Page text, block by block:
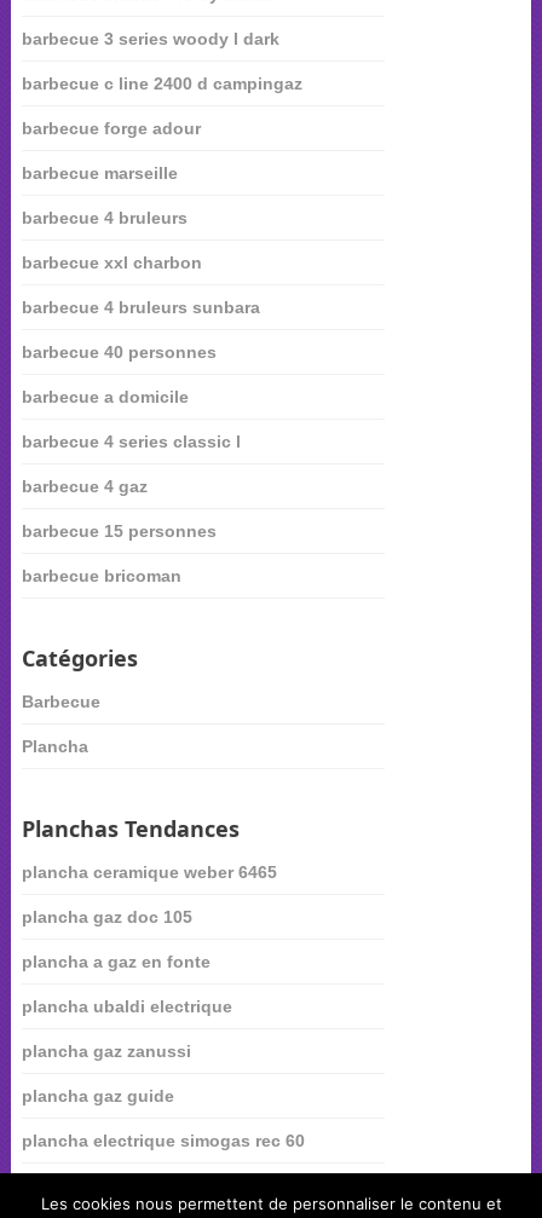
barbecue 3 series woody l dark
barbecue c line 2400 d campingaz
barbecue forge adour
barbecue marseille
barbecue 4 bruleurs
barbecue xxl charbon
barbecue 4 bruleurs sunbara
barbecue 40 personnes
barbecue a domicile
barbecue 4 series classic l
barbecue 4 gaz
barbecue 15 personnes
barbecue bricoman
Catégories
Barbecue
Plancha
Planchas Tendances
plancha ceramique weber 6465
plancha gaz doc 105
plancha a gaz en fonte
plancha ubaldi electrique
plancha gaz zanussi
plancha gaz guide
plancha electrique simogas rec 60
Les cookies nous permettent de personnaliser le contenu et